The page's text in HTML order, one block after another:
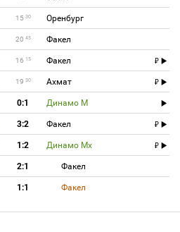
15 30 Оренбург
20 45 Факел
16 15 Факел
19 30 Ахмат
0:1 Динамо М
3:2 Факел
1:2 Динамо Мх
2:1 Факел
1:1 Факел